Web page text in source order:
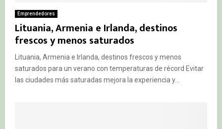
Emprendedores
Lituania, Armenia e Irlanda, destinos
frescos y menos saturados
Lituania, Armenia e Irlanda, destinos frescos y menos
saturados para un verano con temperaturas de récord Evitar
las ciudades más saturadas mejora la experiencia y...